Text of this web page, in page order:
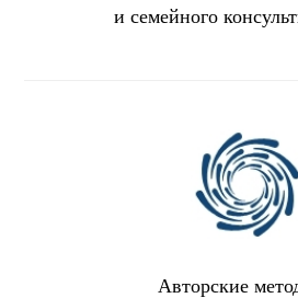
и семейного
Авторские